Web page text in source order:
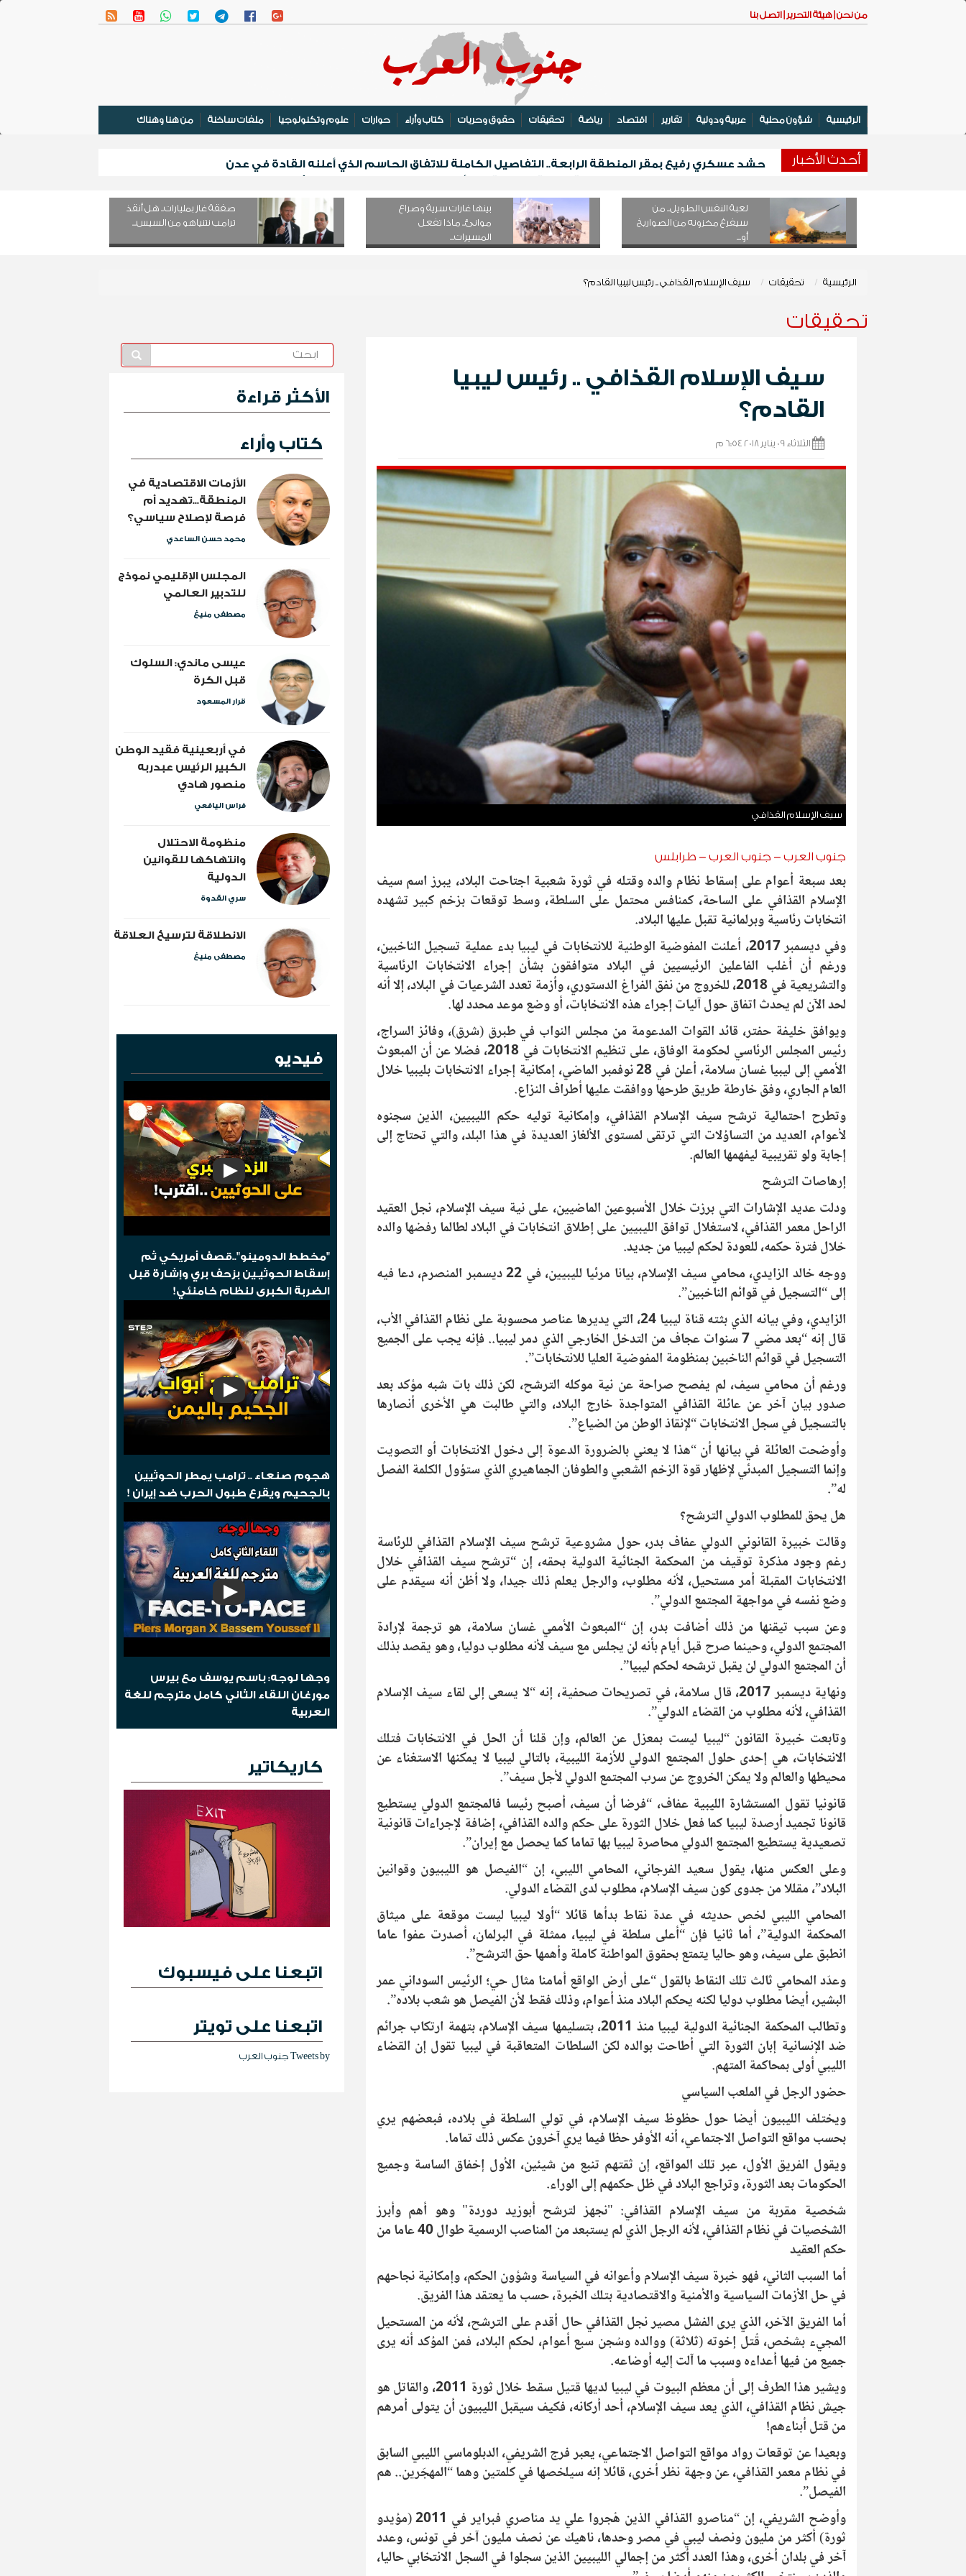
من نحن | هيئة التحرير | اتصل بنا
الرئيسية شؤون محلية عربية ودولية تقارير اقتصاد رياضة تحقيقات حقوق وحريات كتاب وأراء حوارات علوم وتكنولوجيا ملفات ساخنة من هنا وهناك
أحدث اﻷخبار
انطلاق المخيم الصيفي الأول لتعزيز الهوية والتعريف بالتراث السقطري في قلنسية
لعبة النفس الطويل.. من
سيفرغ مخزونه من الصواريخ
أو...
بينها غارات سرية وصراع
موانئ.. ماذا تفعل
المسيرات...
صفقة غاز بمليارات.. هل أنقذ
ترامب نتنياهو من السيس...
الرئيسية تحقيقات سيف الإسلام القذافي .. رئيس ليبيا القادم؟
تحقيقات
سيف الإسلام القذافي .. رئيس ليبيا
القادم؟
الثلاثاء 09 يناير 2018 6:54 م
سيف الإسلام القذافي
جنوب العرب - جنوب العرب - طرابلس
بعد سبعة أعوام على إسقاط نظام والده وقتله في ثورة شعبية اجتاحت البلاد، يبرز اسم سيف
الإسلام القذافي على الساحة، كمنافس محتمل على السلطة، وسط توقعات بزخم كبير تشهده
انتخابات رئاسية وبرلمانية تقبل عليها البلاد.
وفي ديسمبر 2017، أعلنت المفوضية الوطنية للانتخابات في ليبيا بدء عملية تسجيل الناخبين،
ورغم أن أغلب الفاعلين الرئيسيين في البلاد متوافقون بشأن إجراء الانتخابات الرئاسية
والتشريعية في 2018، للخروج من نفق الفراغ الدستوري، وأزمة تعدد الشرعيات في البلاد، إلا أنه
لحد الآن لم يحدث اتفاق حول آليات إجراء هذه الانتخابات، أو وضع موعد محدد لها.
ويوافق خليفة حفتر، قائد القوات المدعومة من مجلس النواب في طبرق (شرق)، وفائز السراج،
رئيس المجلس الرئاسي لحكومة الوفاق، على تنظيم الانتخابات في 2018، فضلا عن أن المبعوث
الأممي إلى ليبيا غسان سلامة، أعلن في 28 نوفمبر الماضي، إمكانية إجراء الانتخابات بليبيا خلال
العام الجاري، وفق خارطة طريق طرحها ووافقت عليها أطراف النزاع.
وتطرح احتمالية ترشح سيف الإسلام القذافي، وإمكانية توليه حكم الليبيين، الذين سجنوه
لأعوام، العديد من التساؤلات التي ترتقى لمستوى الألغاز العديدة في هذا البلد، والتي تحتاج إلى
إجابة ولو تقريبية ليفهمها العالم.
إرهاصات الترشح
ودلت عديد الإشارات التي برزت خلال الأسبوعين الماضيين، على نية سيف الإسلام، نجل العقيد
الراحل معمر القذافي، لاستغلال توافق الليبيين على إطلاق انتخابات في البلاد لطالما رفضها والده
خلال فترة حكمه، للعودة لحكم ليبيا من جديد.
ووجه خالد الزايدي، محامي سيف الإسلام، بيانا مرئيا لليبيين، في 22 ديسمبر المنصرم، دعا فيه
إلى “التسجيل في قوائم الناخبين”.
الزايدي، وفي بيانه الذي بثته قناة ليبيا 24، التي يديرها عناصر محسوبة على نظام القذافي الأب،
قال إنه “بعد مضي 7 سنوات عجاف من التدخل الخارجي الذي دمر ليبيا.. فإنه يجب على الجميع
التسجيل في قوائم الناخبين بمنظومة المفوضية العليا للانتخابات”.
ورغم أن محامي سيف، لم يفصح صراحة عن نية موكله الترشح، لكن ذلك بات شبه مؤكد بعد
صدور بيان آخر عن عائلة القذافي المتواجدة خارج البلاد، والتي طالبت هي الأخرى أنصارها
بالتسجيل في سجل الانتخابات “لإنقاذ الوطن من الضياع”.
وأوضحت العائلة في بيانها أن “هذا لا يعني بالضرورة الدعوة إلى دخول الانتخابات أو التصويت
وإنما التسجيل المبدئي لإظهار قوة الزخم الشعبي والطوفان الجماهيري الذي ستؤول الكلمة الفصل
له”.
هل يحق للمطلوب الدولي الترشح؟
وقالت خبيرة القانوني الدولي عفاف بدر، حول مشروعية ترشح سيف الإسلام القذافي للرئاسة
رغم وجود مذكرة توقيف من المحكمة الجنائية الدولية بحقه، إن “ترشح سيف القذافي خلال
الانتخابات المقبلة أمر مستحيل، لأنه مطلوب، والرجل يعلم ذلك جيدا، ولا أظن أنه سيقدم على
وضع نفسه في مواجهة المجتمع الدولي”.
وعن سبب تيقنها من ذلك أضافت بدر، إن “المبعوث الأممي غسان سلامة، هو ترجمة لإرادة
المجتمع الدولي، وحينما صرح قبل أيام بأنه لن يجلس مع سيف لأنه مطلوب دوليا، وهو يقصد بذلك
أن المجتمع الدولي لن يقبل ترشحه لحكم ليبيا”.
ونهاية ديسمبر 2017، قال سلامة، في تصريحات صحفية، إنه “لا يسعى إلى لقاء سيف الإسلام
القذافي، لأنه مطلوب من القضاء الدولي”.
وتابعت خبيرة القانون “ليبيا ليست بمعزل عن العالم، وإن قلنا أن الحل في الانتخابات فتلك
الانتخابات، هي إحدى حلول المجتمع الدولي للأزمة الليبية، بالتالي ليبيا لا يمكنها الاستغناء عن
محيطها والعالم ولا يمكن الخروج عن سرب المجتمع الدولي لأجل سيف”.
قانونيا تقول المستشارة الليبية عفاف، “فرضا أن سيف، أصبح رئيسا فالمجتمع الدولي يستطيع
قانونا تجميد أرصدة ليبيا كما فعل خلال الثورة على حكم والده القذافي، إضافة لإجراءات قانونية
تصعيدية يستطيع المجتمع الدولي محاصرة ليبيا بها تماما كما يحصل مع إيران”.
وعلى العكس منها، يقول سعيد الفرجاني، المحامي الليبي، إن “الفيصل هو الليبيون وقوانين
البلاد”، مقللا من جدوى كون سيف الإسلام، مطلوب لدى القضاء الدولي.
المحامي الليبي لخص حديثه في عدة نقاط بدأها قائلا “أولا ليبيا ليست موقعة على ميثاق
المحكمة الدولية”، أما ثانيا فإن “أعلى سلطة في ليبيا، ممثلة في البرلمان، أصدرت عفوا عاما
انطبق على سيف، وهو حاليا يتمتع بحقوق المواطنة كاملة وأهمها حق الترشح”.
وعدّد المحامي ثالث تلك النقاط بالقول “على أرض الواقع أمامنا مثال حي؛ الرئيس السوداني عمر
البشير، أيضا مطلوب دوليا لكنه يحكم البلاد منذ أعوام، وذلك فقط لأن الفيصل هو شعب بلاده”.
وتطالب المحكمة الجنائية الدولية ليبيا منذ 2011، بتسليمها سيف الإسلام، بتهمة ارتكاب جرائم
ضد الإنسانية إبان الثورة التي أطاحت بوالده لكن السلطات المتعاقبة في ليبيا تقول إن القضاء
الليبي أولى بمحاكمة المتهم.
حضور الرجل في الملعب السياسي
ويختلف الليبيون أيضا حول حظوظ سيف الإسلام، في تولي السلطة في بلاده، فبعضهم يري
بحسب مواقع التواصل الاجتماعي، أنه الأوفر حظا فيما يري آخرون عكس ذلك تماما.
ويقول الفريق الأول، عبر تلك المواقع، إن ثقتهم تنبع من شيئين، الأول إخفاق الساسة وجميع
الحكومات بعد الثورة، وتراجع البلاد في ظل حكمهم إلى الوراء.
شخصية مقربة من سيف الإسلام القذافي: "نجهز لترشح أبوزيد دوردة" وهو أهم وأبرز
الشخصيات في نظام القذافي، لأنه الرجل الذي لم يستبعد من المناصب الرسمية طوال 40 عاما من
حكم العقيد
أما السبب الثاني، فهو خبرة سيف الإسلام وأعوانه في السياسة وشؤون الحكم، وإمكانية نجاحهم
في حل الأزمات السياسية والأمنية والاقتصادية بتلك الخبرة، حسب ما يعتقد هذا الفريق.
أما الفريق الآخر، الذي يرى الفشل مصير نجل القذافي حال أقدم على الترشح، لأنه من المستحيل
المجيء بشخص، قُتل إخوته (ثلاثة) ووالده وسُجن سبع أعوام، لحكم البلاد، فمن المؤكد أنه يرى
جميع من فيها أعداءه وسبب ما آلت إليه أوضاعه.
ويشير هذا الطرف إلى أن معظم البيوت في ليبيا لديها قتيل سقط خلال ثورة 2011، والقاتل هو
جيش نظام القذافي، الذي يعد سيف الإسلام، أحد أركانه، فكيف سيقبل الليبيون أن يتولى أمرهم
من قتل أبناءهم!
وبعيدا عن توقعات رواد مواقع التواصل الاجتماعي، يعبر فرج الشريفي، الدبلوماسي الليبي السابق
في نظام معمر القذافي، عن وجهة نظر أخرى، قائلا إنه سيلخصها في كلمتين وهما “المهجّرين.. هم
الفيصل”.
وأوضح الشريفي، إن “مناصرو القذافي الذين هُجروا علي يد مناصري فبراير في 2011 (مؤيدو
ثورة) أكثر من مليون ونصف ليبي في مصر وحدها، ناهيك عن نصف مليون آخر في تونس، وعدد
آخر في بلدان أخرى، وهذا العدد أكثر من إجمالي الليبيين الذين سجلوا في السجل الانتخابي حاليا،
الأكثر قراءة
كتاب وأراء
الأزمات الاقتصادية في
المنطقة...تهديد أم
فرصة لإصلاح سياسي؟
محمد حسن الساعدي
المجلس الإقليمي نموذج
للتدبير العالمي
مصطفى منيغ
عيسى ماندي: السلوك
قبل الكرة
قرار المسعود
​في أربعينية فقيد الوطن
الكبير الرئيس عبدربه
منصور هادي
فراس اليافعي
منظومة الاحتلال
وانتهاكها للقوانين
الدولية
سري القدوة
الانطلاقة لترسيخ العلاقة
مصطفى منيغ
فيديو
"مخطط الدومينو"..قصف أمريكي ثم
إسقاط الحوثيـين بزحف بري وإشارة قبل
الضربة الكبرى لنظام خامنئي!
هجوم صنعاء .. ترامب يمطر الحوثيين
بالجحيم ويقرع طبول الحرب ضد إيران !
وجها لوجه: باسم يوسف مع بيرس
مورغان اللقاء الثاني كامل مترجم للغة
العربية
كاريكاتير
اتبعنا على فيسبوك
اتبعنا على تويتر
Tweets by جنوب العرب